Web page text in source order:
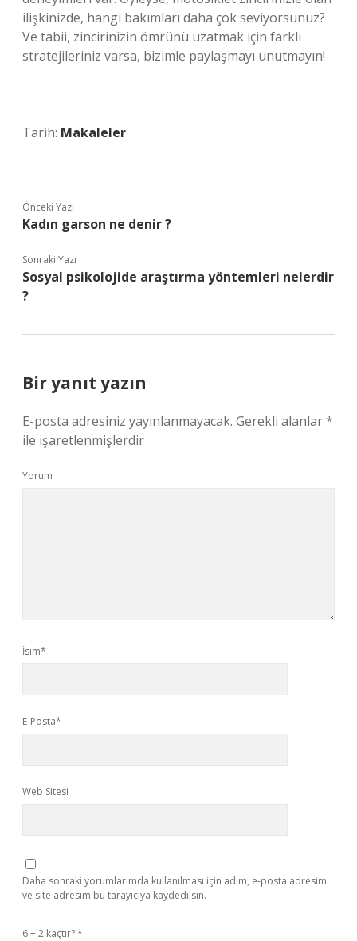
ilişkinizde, hangi bakımları daha çok seviyorsunuz?
Ve tabii, zincirinizin ömrünü uzatmak için farklı
stratejileriniz varsa, bizimle paylaşmayı unutmayın!
Tarih: Makaleler
Önceki Yazı
Kadın garson ne denir ?
Sonraki Yazı
Sosyal psikolojide araştırma yöntemleri nelerdir
?
Bir yanıt yazın
E-posta adresiniz yayınlanmayacak. Gerekli alanlar*
ile işaretlenmişlerdir
Yorum
İsim*
E-Posta*
Web Sitesi
Daha sonraki yorumlarımda kullanılması için adım, e-posta adresim
ve site adresim bu tarayıcıya kaydedilsin.
6 + 2 kaçtır?*